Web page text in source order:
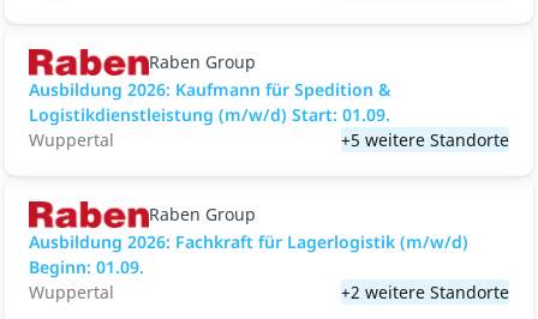
Raben Group
Ausbildung 2026: Kaufmann für Spedition &
Logistikdienstleistung (m/w/d) Start: 01.09.​
Wuppertal
+5 weitere Standorte
Raben Group
Ausbildung 2026: Fachkraft für Lagerlogistik (m/w/d)
Beginn: 01.09.
Wuppertal
+2 weitere Standorte